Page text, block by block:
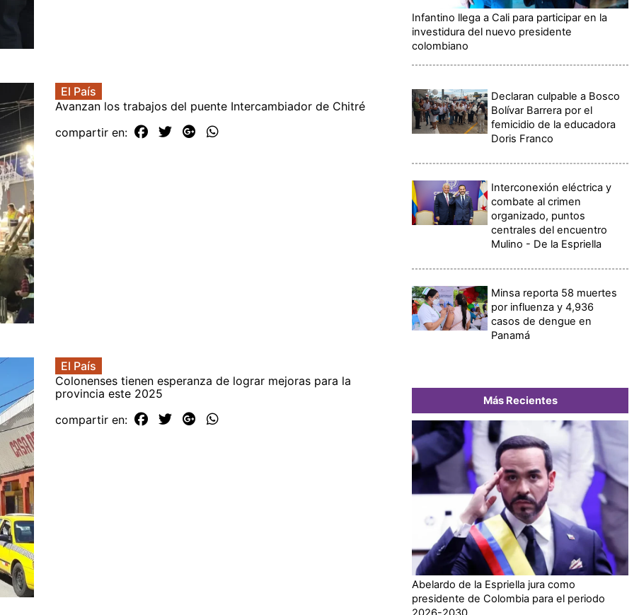
El País
Avanzan los trabajos del puente Intercambiador de Chitré
compartir en:
El País
Colonenses tienen esperanza de lograr mejoras para la
provincia este 2025
compartir en:
Infantino llega a Cali para participar en la
investidura del nuevo presidente
colombiano
Declaran culpable a Bosco
Bolívar Barrera por el
femicidio de la educadora
Doris Franco
Interconexión eléctrica y
combate al crimen
organizado, puntos
centrales del encuentro
Mulino - De la Espriella
Minsa reporta 58 muertes
por influenza y 4,936
casos de dengue en
Panamá
Más Recientes
Abelardo de la Espriella jura como
presidente de Colombia para el periodo